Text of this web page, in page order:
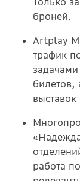
броней.
Artplay
трафик
билетов,
работа